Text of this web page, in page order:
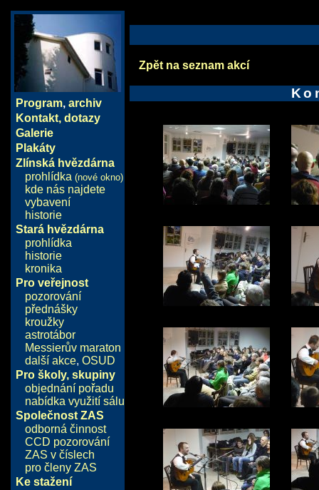
Program, archiv
Kontakt, dotazy
Galerie
Plakáty
Zlínská hvězdárna
prohlídka (nové okno)
kde nás najdete
vybavení
historie
Stará hvězdárna
prohlídka
historie
kronika
Pro veřejnost
pozorování
přednášky
kroužky
astrotábor
Messierův maraton
další akce, OSUD
Pro školy, skupiny
objednání pořadu
nabídka využití sálu
Společnost ZAS
odborná činnost
CCD pozorování
ZAS v číslech
pro členy ZAS
Ke stažení
Zpět na seznam akcí